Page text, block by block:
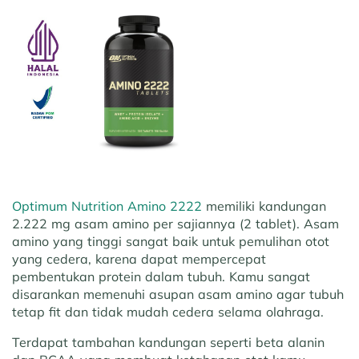
Optimum Nutrition Amino 2222 memiliki kandungan
2.222 mg asam amino per sajiannya (2 tablet). Asam
amino yang tinggi sangat baik untuk pemulihan otot
yang cedera, karena dapat mempercepat
pembentukan protein dalam tubuh. Kamu sangat
disarankan memenuhi asupan asam amino agar tubuh
tetap fit dan tidak mudah cedera selama olahraga.
Terdapat tambahan kandungan seperti beta alanin